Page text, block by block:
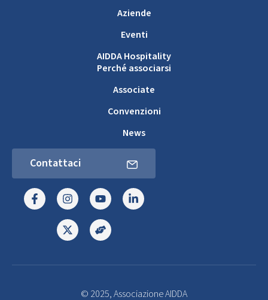
Aziende
Eventi
AIDDA Hospitality
Perché associarsi
Associate
Convenzioni
News
Contattaci
© 2025, Associazione AIDDA